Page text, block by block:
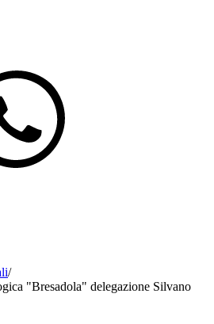
/
"Bresadola" delegazione Silvano